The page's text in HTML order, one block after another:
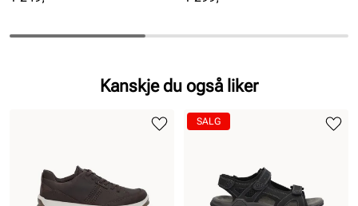
Kanskje du også liker
SALG